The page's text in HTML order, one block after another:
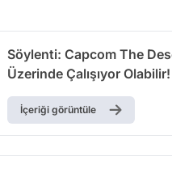
Söylenti: Capcom The
Üzerinde Çalışıyor Olabilir!
İçeriği görüntüle